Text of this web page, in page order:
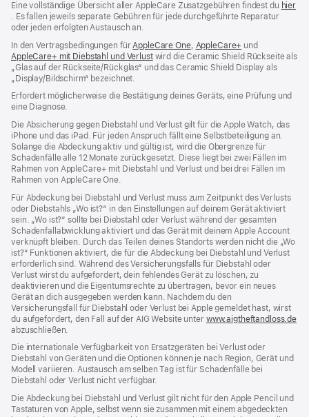
Eine vollständige Übersicht aller AppleCare Zusatzgebühren findest du hier
(Öffnet
ein
Fenster)
. Es fallen jeweils separate Gebühren für jede durchgeführte Reparatur
oder jeden erfolgten Austausch an.
In den Vertragsbedingungen fürAppleCare One(Öffnet
ein
neues
, AppleCare+ (Öffnet
ein
neues
und
AppleCare+ mit Diebstahl und Verlust(Öffnet
ein
Fenster)
wird die Ceramic Shield Rückseite als
„Glas auf der Rückseite/Rückglas“ und das Ceramic Shield Display als
„Display/Bildschirm“ bezeichnet.
Erfordert möglicherweise die Bestätigung deines Geräts, eine Prüfung und
eine Diagnose.
Die Absicherung gegen Diebstahl und Verlust gilt für die Apple Watch, das
iPhone und das iPad. Für jeden Anspruch fällt eine Selbstbeteiligung an.
Solange die Abdeckung aktiv und gültig ist, wird die Obergrenze für
Schadenfälle alle 12 Monate zurückgesetzt. Diese liegt bei zwei Fällen im
Rahmen von AppleCare+ mit Diebstahl und Verlust und bei drei Fällen im
Rahmen von AppleCare One.
Für Abdeckung bei Diebstahl und Verlust muss zum Zeit­punkt des Verlusts
oder Dieb­stahls „Wo ist?“ in den Einstellungen auf deinem Gerät aktiviert
sein. „Wo ist?“ sollte bei Diebstahl oder Verlust während der gesamten
Schadenfallabwicklung aktiviert und das Gerät mit deinem Apple Account
verknüpft bleiben. Durch das Teilen deines Standorts werden nicht die „Wo
ist?“ Funktionen aktiviert, die für die Abdeckung bei Diebstahl und Verlust
erforderlich sind. Während des Versicherungs­falls für Diebstahl oder
Verlust wirst du aufgefordert, dein fehlendes Gerät zu löschen, zu
deaktivieren und die Eigentums­rechte zu übertragen, bevor ein neues
Gerät an dich ausgegeben werden kann. Nachdem du den
Versicherungsfall für Diebstahl oder Verlust bei Apple gemeldet hast, wirst
du aufgefordert, den Fall auf der AIG Website unter www.aigtheftandloss.de
abzuschließen.
Die internationale Verfügbarkeit von Ersatzgeräten bei Verlust oder
Diebstahl von Geräten und die Optionen können je nach Region, Gerät und
Modell variieren. Austausch am selben Tag ist für Schadenfälle bei
Diebstahl oder Verlust nicht verfügbar.
Die Abdeckung bei Diebstahl und Verlust gilt nicht für den Apple Pencil und
Tastaturen von Apple, selbst wenn sie zusammen mit einem abgedeckten